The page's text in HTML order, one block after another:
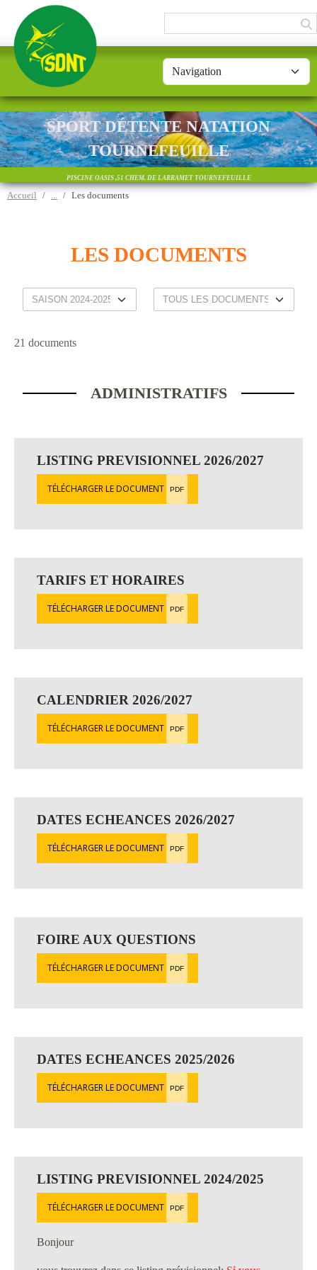
SPORT DÉTENTE NATATION
TOURNEFEUILLE
PISCINE OASIS ,51 CHEM. DE LARRAMET TOURNEFEUILLE
Accueil Les documents
LES DOCUMENTS
21 documents
ADMINISTRATIFS
LISTING PREVISIONNEL 2026/2027
TÉLÉCHARGER LE DOCUMENT PDF
TARIFS ET HORAIRES
TÉLÉCHARGER LE DOCUMENT PDF
CALENDRIER 2026/2027
TÉLÉCHARGER LE DOCUMENT PDF
DATES ECHEANCES 2026/2027
TÉLÉCHARGER LE DOCUMENT PDF
FOIRE AUX QUESTIONS
TÉLÉCHARGER LE DOCUMENT PDF
DATES ECHEANCES 2025/2026
TÉLÉCHARGER LE DOCUMENT PDF
LISTING PREVISIONNEL 2024/2025
TÉLÉCHARGER LE DOCUMENT PDF
Bonjour
Panneau de gestion des cookies